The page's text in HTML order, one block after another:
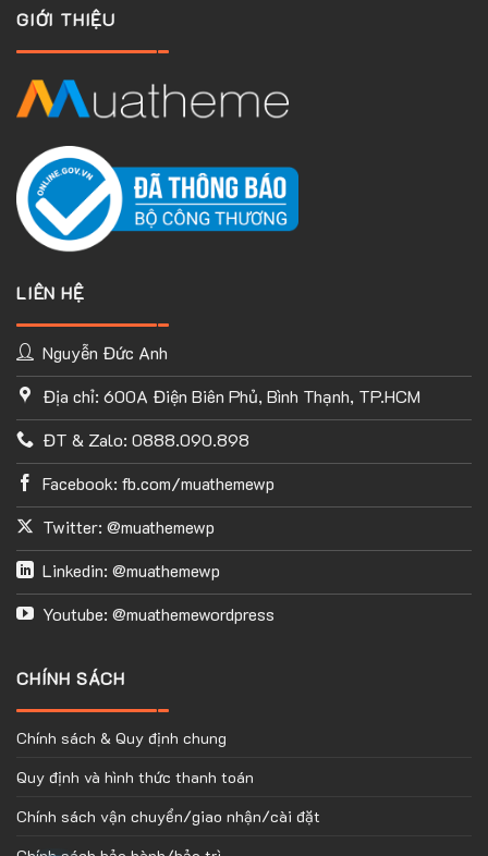
GIỚI THIỆU
LIÊN HỆ
Nguyễn Đức Anh
Địa chỉ: 600A Điện Biên Phủ, Bình Thạnh, TP.HCM
ĐT & Zalo: 0888.090.898
Facebook: fb.com/muathemewp
Twitter: @muathemewp
Linkedin: @muathemewp
Youtube: @muathemewordpress
CHÍNH SÁCH
Chính sách & Quy định chung
Quy định và hình thức thanh toán
Chính sách vận chuyển/giao nhận/cài đặt